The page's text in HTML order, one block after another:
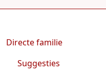
Directe familie
Suggesties